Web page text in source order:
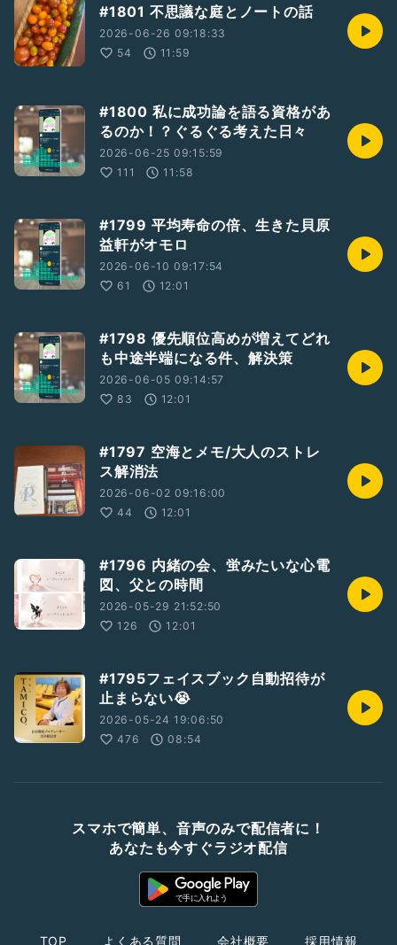
#1801 不思議な庭とノートの話
2026-06-26 09:18:33
54
11:59
#1800 私に成功論を語る資格があ
るのか！？ぐるぐる考えた日々
2026-06-25 09:15:59
111
11:58
#1799 平均寿命の倍、生きた貝原
益軒がオモロ
2026-06-10 09:17:54
61
12:01
#1798 優先順位高めが増えてどれ
も中途半端になる件、解決策
2026-06-05 09:14:57
83
12:01
#1797 空海とメモ/大人のストレ
ス解消法
2026-06-02 09:16:00
44
12:01
#1796 内緒の会、蛍みたいな心電
図、父との時間
2026-05-29 21:52:50
126
12:01
#1795フェイスブック自動招待が
止まらない😭
2026-05-24 19:06:50
476
08:54
スマホで簡単、音声のみで配信者に！
あなたも今すぐラジオ配信
TOP よくある質問 会社概要 採用情報